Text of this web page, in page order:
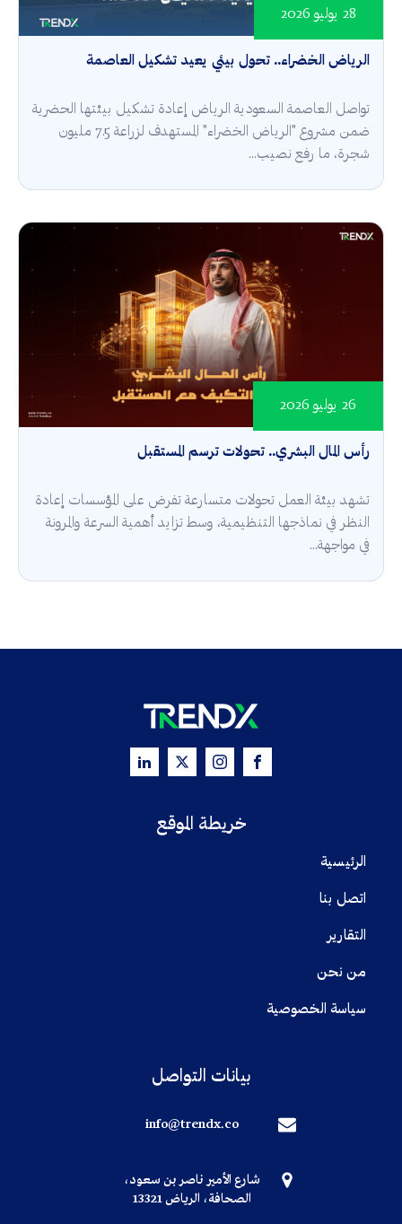
الرياض الخضراء.. تحول بيئي يعيد تشكيل العاصمة
28 يوليو 2026
تواصل العاصمة السعودية الرياض إعادة تشكيل بيئتها الحضرية
ضمن مشروع "الرياض الخضراء" المستهدف لزراعة 7.5 مليون
شجرة، ما رفع نصيب...
رأس المال البشري.. تحولات ترسم المستقبل
26 يوليو 2026
تشهد بيئة العمل تحولات متسارعة تفرض على المؤسسات إعادة
النظر في نماذجها التنظيمية، وسط تزايد أهمية السرعة والمرونة
في مواجهة...
خريطة الموقع
الرئيسية
اتصل بنا
التقارير
من نحن
سياسة الخصوصية
بيانات التواصل
info@trendx.co
شارع الأمير ناصر بن سعود،
الصحافة، الرياض 13321